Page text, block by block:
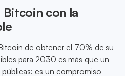
con la
de obtener el 70% de su
para 2030 es más que un
es un compromiso